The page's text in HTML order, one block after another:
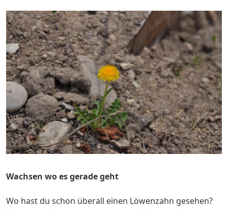
Wachsen wo es gerade geht
Wo hast du schon überall einen Löwenzahn gesehen?